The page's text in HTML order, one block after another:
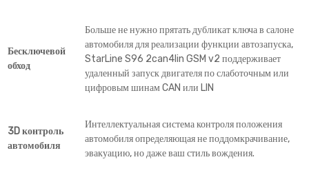
Бесключевой
обход
Больше не нужно прятать дубликат ключа в салоне
автомобиля для реализации функции автозапуска,
StarLine S96 2can4lin GSM v2 поддерживает
удаленный запуск двигателя по слаботочным или
цифровым шинам CAN или LIN
3D контроль
автомобиля
Интеллектуальная система контроля положения
автомобиля определяющая не поддомкрачивание,
эвакуацию, но даже ваш стиль вождения.